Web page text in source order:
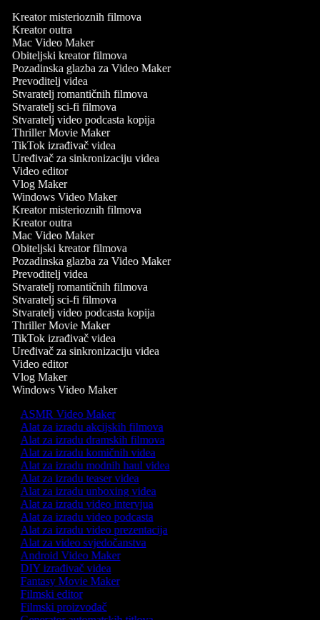
Kreator misterioznih filmova
Kreator outra
Mac Video Maker
Obiteljski kreator filmova
Pozadinska glazba za Video Maker
Prevoditelj videa
Stvaratelj romantičnih filmova
Stvaratelj sci-fi filmova
Stvaratelj video podcasta kopija
Thriller Movie Maker
TikTok izrađivač videa
Uređivač za sinkronizaciju videa
Video editor
Vlog Maker
Windows Video Maker
Kreator misterioznih filmova
Kreator outra
Mac Video Maker
Obiteljski kreator filmova
Pozadinska glazba za Video Maker
Prevoditelj videa
Stvaratelj romantičnih filmova
Stvaratelj sci-fi filmova
Stvaratelj video podcasta kopija
Thriller Movie Maker
TikTok izrađivač videa
Uređivač za sinkronizaciju videa
Video editor
Vlog Maker
Windows Video Maker
ASMR Video Maker
Alat za izradu akcijskih filmova
Alat za izradu dramskih filmova
Alat za izradu komičnih videa
Alat za izradu modnih haul videa
Alat za izradu teaser videa
Alat za izradu unboxing videa
Alat za izradu video intervjua
Alat za izradu video podcasta
Alat za izradu video prezentacija
Alat za video svjedočanstva
Android Video Maker
DIY izrađivač videa
Fantasy Movie Maker
Filmski editor
Filmski proizvođač